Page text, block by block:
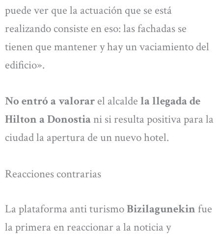
puede ver que la actuación que se está
realizando consiste en eso: las fachadas se
tienen que mantener y hay un vaciamiento del
edificio».
No entró a valorar el alcalde la llegada de
Hilton a Donostiani si resulta positiva para la
ciudad la apertura de un nuevo hotel.
Reacciones contrarias
La plataforma anti turismoBizilagunekin fue
la primera en reaccionar a la noticia y